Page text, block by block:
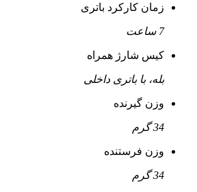
زمان کارکرد باتری
7 ساعت
کیس شارژ همراه
بله، با باتری داخلی
وزن گیرنده
34 گرم
وزن فرستنده
34 گرم